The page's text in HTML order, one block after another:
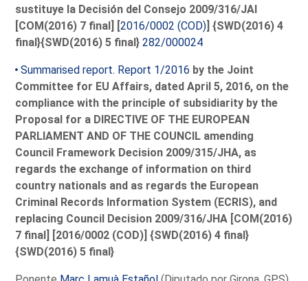
sustituye la Decisión del Consejo 2009/316/JAI
[COM(2016) 7 final] [2016/0002 (COD)] {SWD(2016) 4
final}{SWD(2016) 5 final}282/000024
Summarised report. Report 1/2016 by the Joint
Committee for EU Affairs, dated April 5, 2016, on the
compliance with the principle of subsidiarity by the
Proposal for a DIRECTIVE OF THE EUROPEAN
PARLIAMENT AND OF THE COUNCIL amending
Council Framework Decision 2009/315/JHA, as
regards the exchange of information on third
country nationals and as regards the European
Criminal Records Information System (ECRIS), and
replacing Council Decision 2009/316/JHA [COM(2016)
7 final] [2016/0002 (COD)] {SWD(2016) 4 final}
{SWD(2016) 5 final}